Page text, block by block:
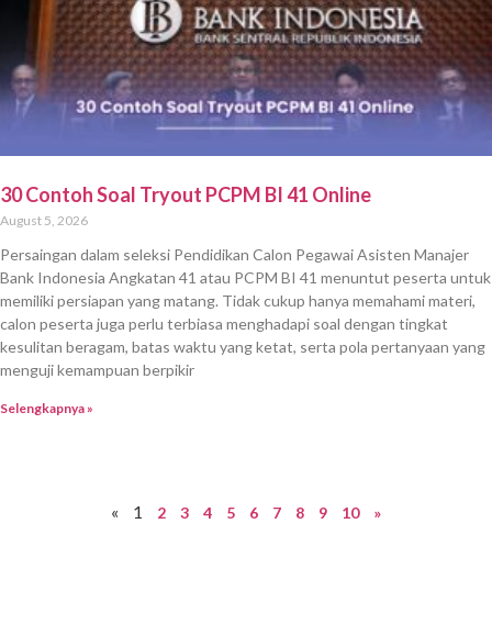
30 Contoh Soal Tryout PCPM BI 41 Online
August 5, 2026
Persaingan dalam seleksi Pendidikan Calon Pegawai Asisten Manajer
Bank Indonesia Angkatan 41 atau PCPM BI 41 menuntut peserta untuk
memiliki persiapan yang matang. Tidak cukup hanya memahami materi,
calon peserta juga perlu terbiasa menghadapi soal dengan tingkat
kesulitan beragam, batas waktu yang ketat, serta pola pertanyaan yang
menguji kemampuan berpikir
Selengkapnya »
« 1 2 3 4 5 6 7 8 9 10 »